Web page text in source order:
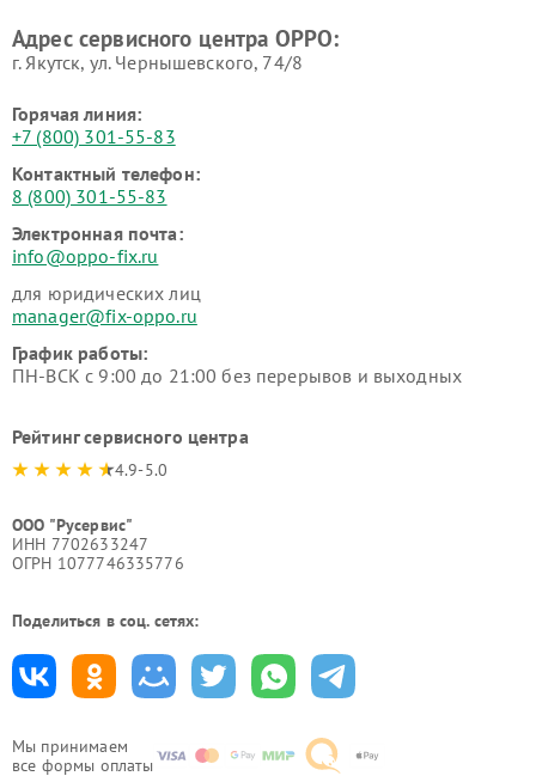
Мы принимаем
все формы оплаты
Адрес сервисного центра OPPO:
г. Якутск, ул. Чернышевского, 74/8
Горячая линия:
+7 (800) 301-55-83
Контактный телефон:
8 (800) 301-55-83
Электронная почта:
info@oppo-fix.ru
для юридических лиц
manager@fix-oppo.ru
График работы:
ПН-ВСК с 9:00 до 21:00 без перерывов и выходных
Рейтинг сервисного центра
4.9-5.0
ООО "Русервис"
ИНН 7702633247
ОГРН 1077746335776
Поделиться в соц. сетях: